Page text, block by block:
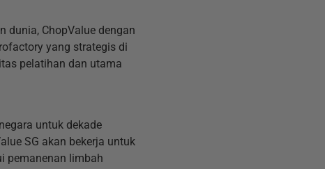
dunia, ChopValue dengan
yang strategis di
pelatihan dan utama
untuk dekade
SG akan bekerja untuk
pemanenan limbah